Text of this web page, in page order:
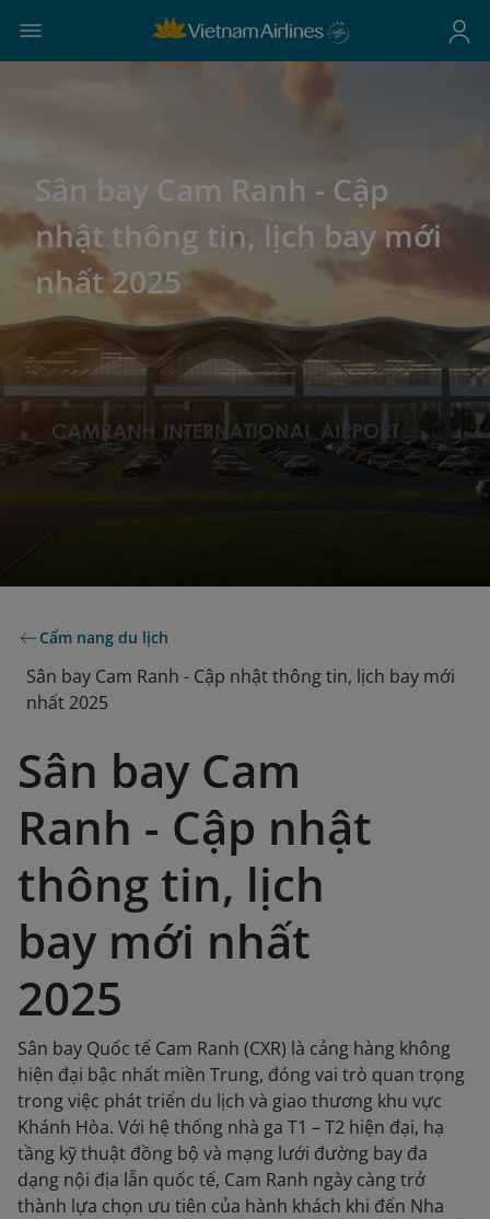
Sân bay Cam Ranh - Cập
nhật thông tin, lịch bay mới
nhất 2025
Cẩm nang du lịch
Sân bay Cam Ranh - Cập nhật thông tin, lịch bay mới
nhất 2025
Sân bay Cam
Ranh - Cập nhật
thông tin, lịch
bay mới nhất
2025
Sân bay Quốc tế Cam Ranh (CXR) là cảng hàng không
hiện đại bậc nhất miền Trung, đóng vai trò quan trọng
trong việc phát triển du lịch và giao thương khu vực
Khánh Hòa. Với hệ thống nhà ga T1 – T2 hiện đại, hạ
tầng kỹ thuật đồng bộ và mạng lưới đường bay đa
dạng nội địa lẫn quốc tế, Cam Ranh ngày càng trở
thành lựa chọn ưu tiên của hành khách khi đến Nha